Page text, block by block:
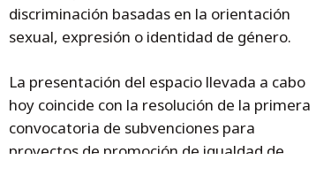
discriminación basadas en la orientación
sexual, expresión o identidad de género.
La presentación del espacio llevada a cabo
hoy coincide con la resolución de la primera
convocatoria de subvenciones para
proyectos de promoción de igualdad de